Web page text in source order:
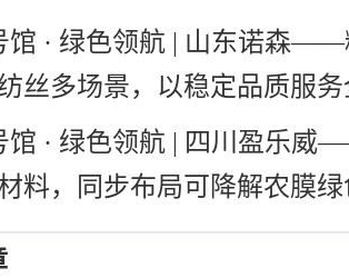
馆 · 绿色领航 | 山东诺森
丝多场景，以稳定品质服
馆 · 绿色领航 | 四川盈乐威
料，同步布局可降解农膜